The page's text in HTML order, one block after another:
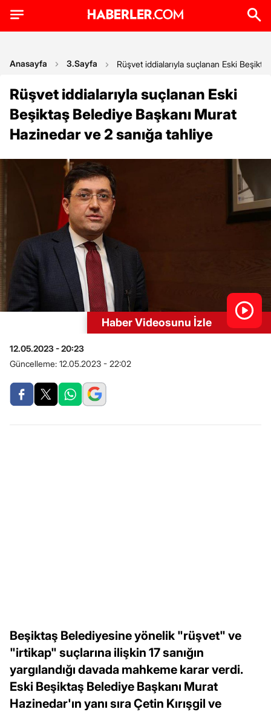
Anasayfa 3.Sayfa Rüşvet iddialarıyla suçlanan Eski
Rüşvet iddialarıyla suçlanan Eski
Beşiktaş Belediye Başkanı Murat
Hazinedar ve 2 sanığa tahliye
Haber Videosunu İzle
12.05.2023 - 20:23
Güncelleme: 12.05.2023 - 22:02
Beşiktaş Belediyesine yönelik "rüşvet" ve
"irtikap" suçlarına ilişkin 17 sanığın
yargılandığı davada mahkeme karar verdi.
Eski Beşiktaş Belediye Başkanı Murat
Hazinedar'ın yanı sıra Çetin Kırışgil ve